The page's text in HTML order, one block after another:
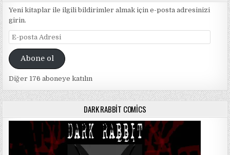
Yeni kitaplar ile ilgili bildirimler almak için e-posta adresinizi
girin.
E-
posta
AdresiAbone ol
Diğer 176 aboneye katılın
DARK RABBIT COMICS